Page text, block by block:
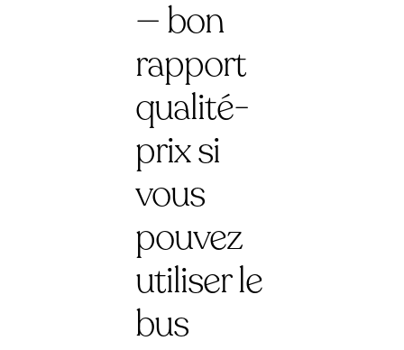
— bon
rapport
qualité-
prix si
vous
pouvez
utiliser le
bus